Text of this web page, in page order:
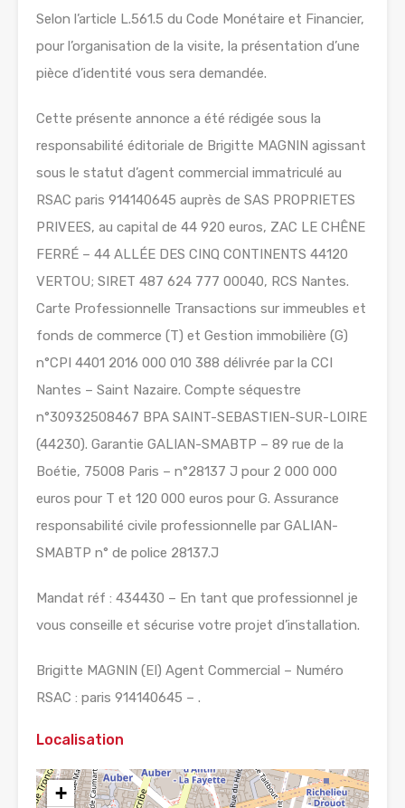
Selon l’article L.561.5 du Code Monétaire et Financier,
pour l’organisation de la visite, la présentation d’une
pièce d’identité vous sera demandée.
Cette présente annonce a été rédigée sous la
responsabilité éditoriale de Brigitte MAGNIN agissant
sous le statut d’agent commercial immatriculé au
RSAC paris 914140645 auprès de SAS PROPRIETES
PRIVEES, au capital de 44 920 euros, ZAC LE CHÊNE
FERRÉ – 44 ALLÉE DES CINQ CONTINENTS 44120
VERTOU; SIRET 487 624 777 00040, RCS Nantes.
Carte Professionnelle Transactions sur immeubles et
fonds de commerce (T) et Gestion immobilière (G)
n°CPI 4401 2016 000 010 388 délivrée par la CCI
Nantes – Saint Nazaire. Compte séquestre
n°30932508467 BPA SAINT-SEBASTIEN-SUR-LOIRE
(44230). Garantie GALIAN-SMABTP – 89 rue de la
Boétie, 75008 Paris – n°28137 J pour 2 000 000
euros pour T et 120 000 euros pour G. Assurance
responsabilité civile professionnelle par GALIAN-
SMABTP n° de police 28137.J
Mandat réf : 434430 – En tant que professionnel je
vous conseille et sécurise votre projet d’installation.
Brigitte MAGNIN (EI) Agent Commercial – Numéro
RSAC : paris 914140645 – .
Localisation
+